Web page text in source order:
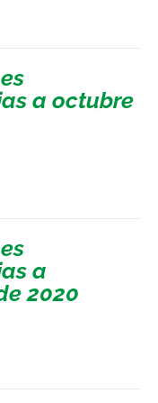
a octubre
a
2020